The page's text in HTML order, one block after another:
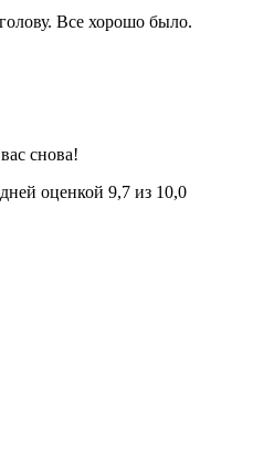
Все хорошо было.
снова!
оценкой 9,7 из 10,0